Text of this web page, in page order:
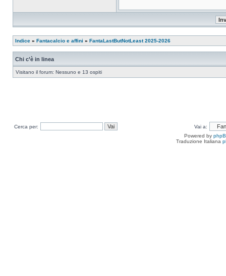
Indice » Fantacalcio e affini » FantaLastButNotLeast 2025-2026
Chi c’è in linea
Visitano il forum: Nessuno e 13 ospiti
Cerca per:
Vai a:
Powered by
Traduzione Italiana